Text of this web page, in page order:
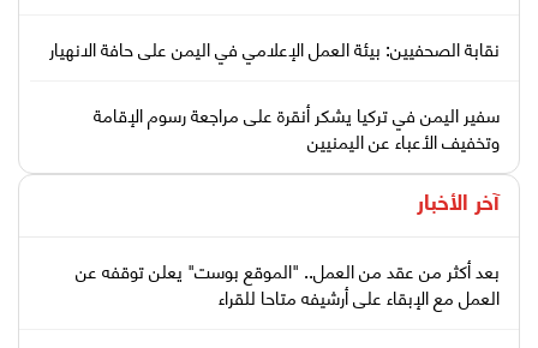
نقابة الصحفيين: بيئة العمل الإعلامي في اليمن على حافة الانهيار
سفير اليمن في تركيا يشكر أنقرة على مراجعة رسوم الإقامة
وتخفيف الأعباء عن اليمنيين
آخر الأخبار
بعد أكثر من عقد من العمل.. "الموقع بوست" يعلن توقفه عن
العمل مع الإبقاء على أرشيفه متاحا للقراء